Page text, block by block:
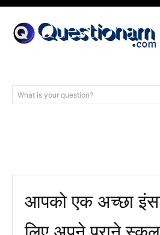
What is your question?
आपको एक अच्छा